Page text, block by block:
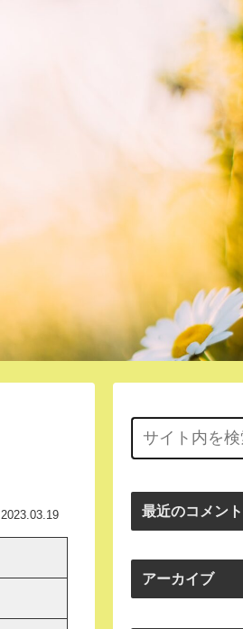
2023.03.19 最近のコメント
アーカイブ